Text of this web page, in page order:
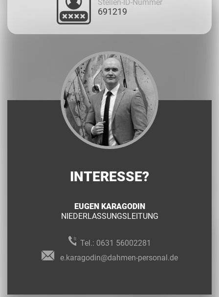
Stellen-ID-Nummer
691219
INTERESSE?
EUGEN KARAGODIN
NIEDERLASSUNGSLEITUNG
Tel.: 0631 56002281
e.karagodin@dahmen-personal.de